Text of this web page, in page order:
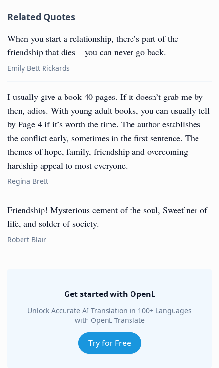
Related Quotes
When you start a relationship, there’s part of the
friendship that dies – you can never go back.
Emily Bett Rickards
I usually give a book 40 pages. If it doesn’t grab me by
then, adios. With young adult books, you can usually tell
by Page 4 if it’s worth the time. The author establishes
the conflict early, sometimes in the first sentence. The
themes of hope, family, friendship and overcoming
hardship appeal to most everyone.
Regina Brett
Friendship! Mysterious cement of the soul, Sweet’ner of
life, and solder of society.
Robert Blair
Get started with OpenL
Unlock Accurate AI Translation in 100+ Languages
with OpenL Translate
Try for Free